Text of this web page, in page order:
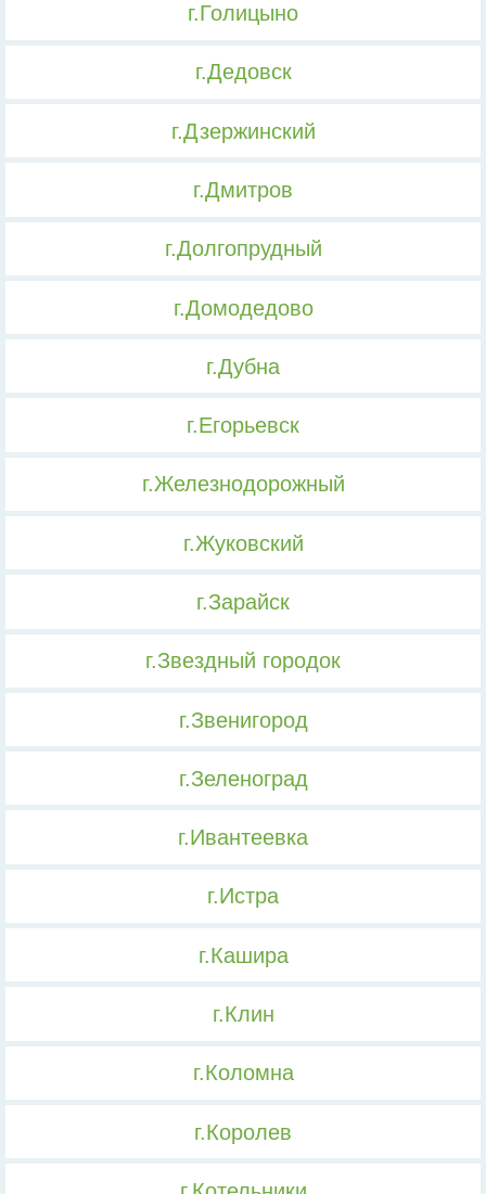
г.Голицыно
г.Дедовск
г.Дзержинский
г.Дмитров
г.Долгопрудный
г.Домодедово
г.Дубна
г.Егорьевск
г.Железнодорожный
г.Жуковский
г.Зарайск
г.Звездный городок
г.Звенигород
г.Зеленоград
г.Ивантеевка
г.Истра
г.Кашира
г.Клин
г.Коломна
г.Королев